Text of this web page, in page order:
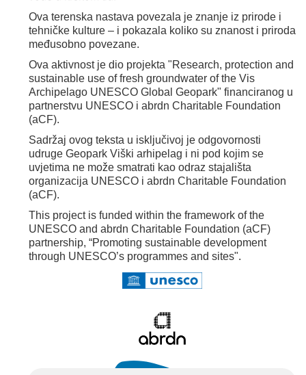
Ova terenska nastava povezala je znanje iz prirode i
tehničke kulture – i pokazala koliko su znanost i priroda
međusobno povezane.
Ova aktivnost je dio projekta "Research, protection and
sustainable use of fresh groundwater of the Vis
Archipelago UNESCO Global Geopark" financiranog u
partnerstvu UNESCO i abrdn Charitable Foundation
(aCF).‍
Sadržaj ovog teksta u isključivoj je odgovornosti
udruge Geopark Viški arhipelag i ni pod kojim se
uvjetima ne može smatrati kao odraz stajališta
organizacija UNESCO i abrdn Charitable Foundation
(aCF).‍
This project is funded within the framework of the
UNESCO and abrdn Charitable Foundation (aCF)
partnership, “Promoting sustainable development
through UNESCO’s programmes and sites".